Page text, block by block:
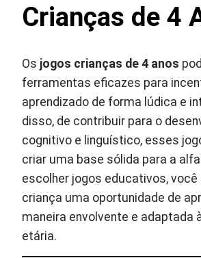
Crianças de 4
Os jogos crianças de 4 anos
ferramentas eficazes para
aprendizado de forma lúdica e
disso, de contribuir para o
cognitivo e linguístico, esses
criar uma base sólida para a
escolher jogos educativos, você
criança uma oportunidade de
maneira envolvente e adaptada
etária.